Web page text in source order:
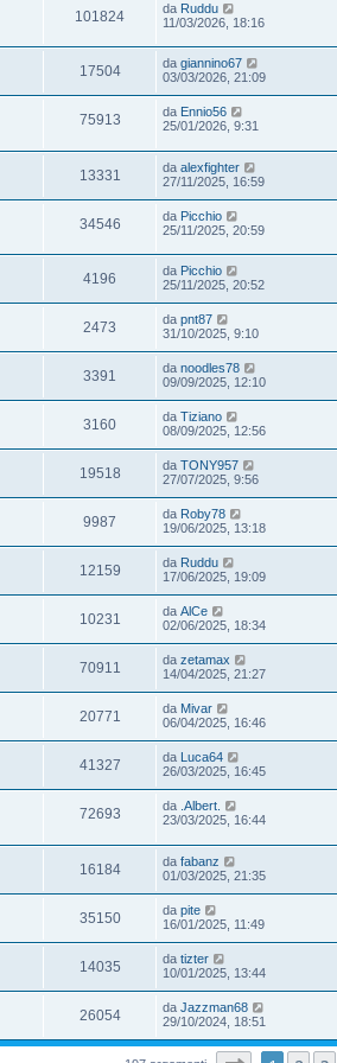
101824 da Ruddu
11/03/2026, 18:16
17504 da giannino67
03/03/2026, 21:09
75913 da Ennio56
25/01/2026, 9:31
13331 da alexfighter
27/11/2025, 16:59
34546 da Picchio
25/11/2025, 20:59
4196 da Picchio
25/11/2025, 20:52
2473 da pnt87
31/10/2025, 9:10
3391 da noodles78
09/09/2025, 12:10
3160 da Tiziano
08/09/2025, 12:56
19518 da TONY957
27/07/2025, 9:56
9987 da Roby78
19/06/2025, 13:18
12159 da Ruddu
17/06/2025, 19:09
10231 da AlCe
02/06/2025, 18:34
70911 da zetamax
14/04/2025, 21:27
20771 da Mivar
06/04/2025, 16:46
41327 da Luca64
26/03/2025, 16:45
72693 da .Albert.
23/03/2025, 16:44
16184 da fabanz
01/03/2025, 21:35
35150 da pite
16/01/2025, 11:49
14035 da tizter
10/01/2025, 13:44
26054 da Jazzman68
29/10/2024, 18:51